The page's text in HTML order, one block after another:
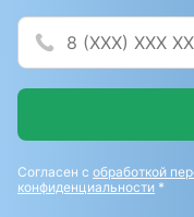
Согласен с обработкой
конфиденциальности *